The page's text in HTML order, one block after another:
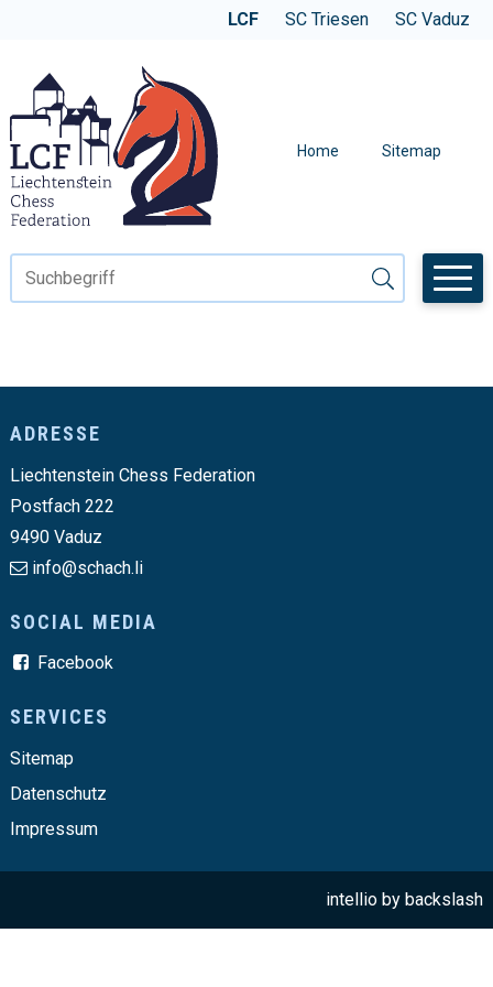
Navigieren in der LCF
SCHNELLNAVIGATION
WEBSITE WECHSELN
LCF SC Triesen SC Vaduz
Home Sitemap
Suchbegriff
Suche starten
Footer
ADRESSE
Liechtenstein Chess Federation
Postfach 222
9490 Vaduz
info@schach.li
SOCIAL MEDIA
Facebook
SERVICES
Sitemap
Datenschutz
Impressum
intellio bybackslash